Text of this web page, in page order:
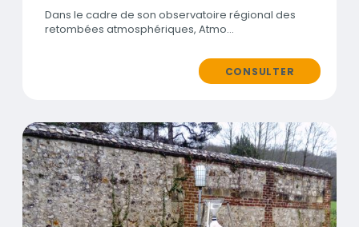
Dans le cadre de son observatoire régional des
retombées atmosphériques, Atmo…
CONSULTER